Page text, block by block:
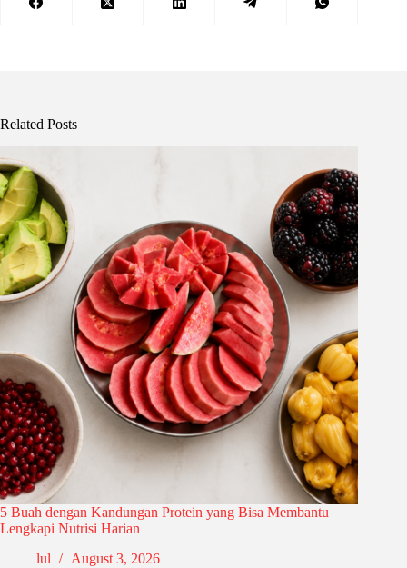
Related Posts
5 Buah dengan Kandungan Protein yang Bisa Membantu
Lengkapi Nutrisi Harian
lul
August 3, 2026